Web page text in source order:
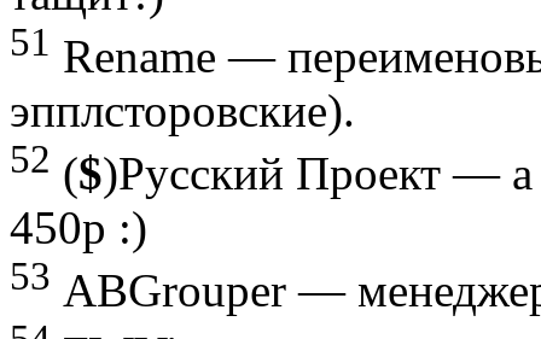
51 Rename —
эпплсторовские).
52 ($)Русский Проект — а
450р :)
53 ABGrouper —